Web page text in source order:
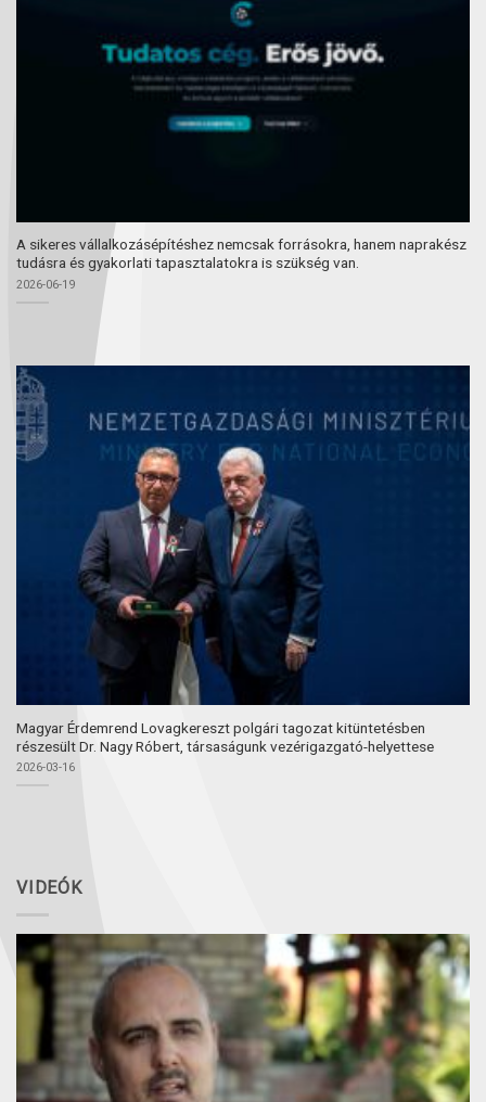
A sikeres vállalkozásépítéshez nemcsak forrásokra, hanem naprakész
tudásra és gyakorlati tapasztalatokra is szükség van.
2026-06-19
Magyar Érdemrend Lovagkereszt polgári tagozat kitüntetésben
részesült Dr. Nagy Róbert, társaságunk vezérigazgató-helyettese
2026-03-16
VIDEÓK